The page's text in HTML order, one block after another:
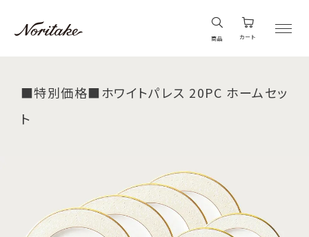
商品 カート
■特別価格■ホワイトパレス 20PC ホームセッ
ト